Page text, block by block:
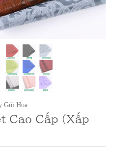
Gói Hoa
Cao Cấp (Xấp